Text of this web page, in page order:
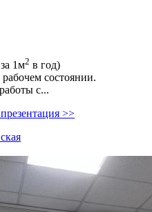
за 1м2 в год)
состоянии.
с...
>>